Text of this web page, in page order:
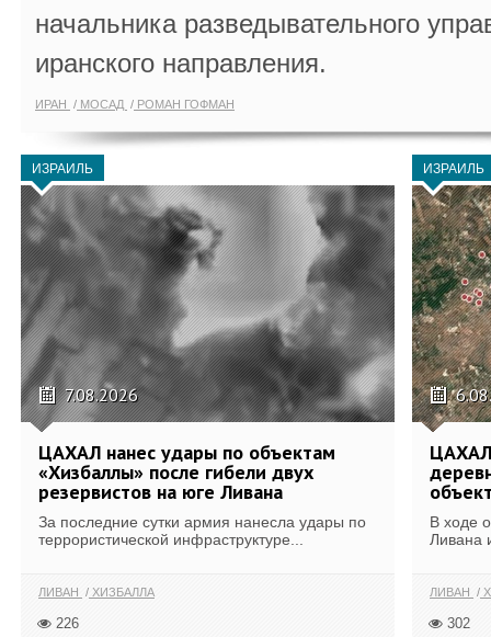
начальника разведывательного
иранского направления.
ИРАН МОСАД РОМАН ГОФМАН
ИЗРАИЛЬ
7.08.2026
ЦАХАЛ нанес удары по объектам
«Хизбаллы» после гибели двух
резервистов на юге Ливана
За последние сутки армия нанесла удары по
террористической инфраструктуре...
ЛИВАН ХИЗБАЛЛА
226
ИЗРАИЛЬ
В ходе
Ливана
ЛИВАН
302